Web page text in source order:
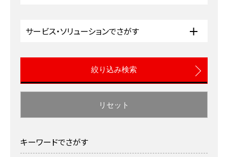
サービス・ソリューションでさがす
リセット
キーワードでさがす